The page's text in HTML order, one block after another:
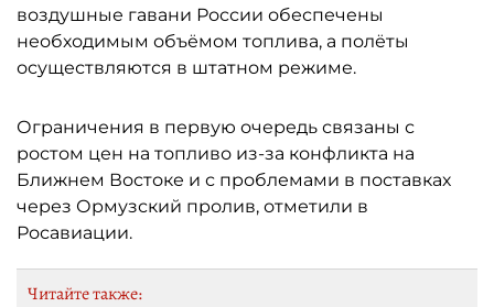
воздушные гавани России обеспечены
необходимым объёмом топлива, а полёты
осуществляются в штатном режиме.
Ограничения в первую очередь связаны с
ростом цен на топливо из-за конфликта на
Ближнем Востоке и с проблемами в поставках
через Ормузский пролив, отметили в
Росавиации.
Читайте также: